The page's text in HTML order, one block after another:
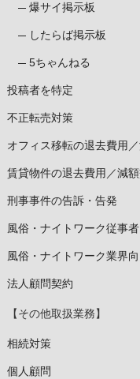
爆サイ掲示板
したらば掲示板
5ちゃんねる
投稿者を特定
不正転売対策
オフィス移転の退去費用
賃貸物件の退去費用／減
刑事事件の告訴・告発
風俗・ナイトワーク従事
風俗・ナイトワーク業界
法人顧問契約
【その他取扱業務】
相続対策
個人顧問